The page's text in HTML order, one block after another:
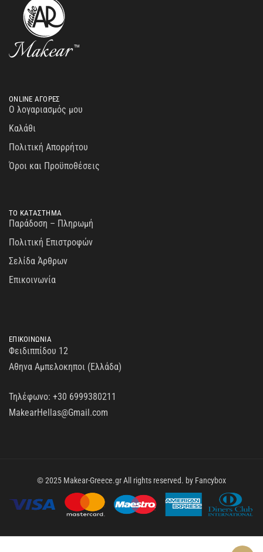
ONLINE ΑΓΟΡΕΣ
Ο λογαριασμός μου
Καλάθι
Πολιτική Απορρήτου
Όροι και Προϋποθέσεις
ΤΟ ΚΑΤΑΣΤΗΜΑ
Παράδοση – Πληρωμή
Πολιτική Επιστροφών
Σελίδα Άρθρων
Επικοινωνία
ΕΠΙΚΟΙΝΩΝΙΑ
Φειδιππίδου 12
Αθηνα Αμπελοκηποι (Ελλάδα)
Τηλέφωνο: +30 6999380211
MakearHellas@Gmail.com
© 2025 Makear-Greece.gr All rights reserved. by Fancybox